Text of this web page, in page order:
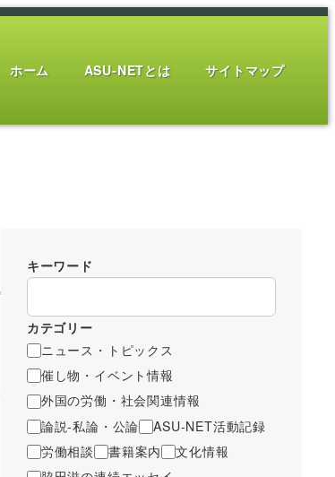
ホーム ASU-NETとは サイトマップ
キーワード
カテゴリー
ニュース・トピックス
催し物・イベント情報
外国の労働・社会関連情報
論説-私論・公論
ASU-NET活動記録
労働相談
書籍案内
文化情報